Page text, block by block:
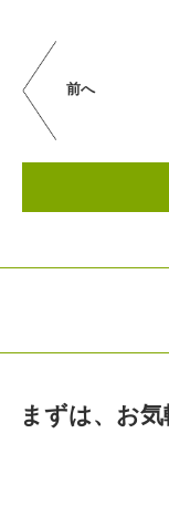
前へ
まずは、お気